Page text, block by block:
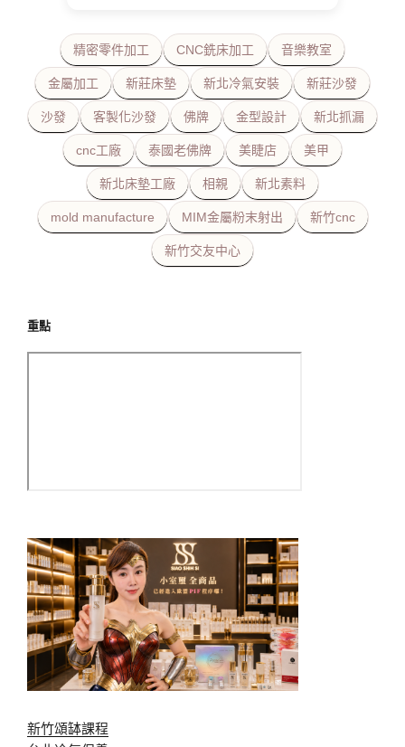
精密零件加工 CNC銑床加工 音樂教室
金屬加工 新莊床墊 新北冷氣安裝 新莊沙發
沙發 客製化沙發 佛牌 金型設計 新北抓漏
cnc工廠 泰國老佛牌 美睫店 美甲
新北床墊工廠 相親 新北素料
mold manufacture MIM金屬粉末射出 新竹cnc
新竹交友中心
重點
新竹頌缽課程